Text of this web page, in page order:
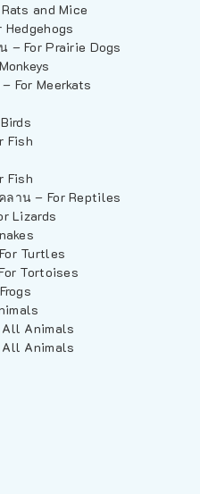
and Mice
Hedgehogs
– For Prairie Dogs
For Meerkats
Fish
Fish
ลาน – For Reptiles
Lizards
Turtles
Tortoises
Animals
Animals